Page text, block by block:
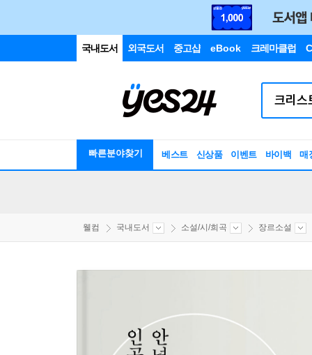
국내도서 외국도서 중고샵 eBook 크레마클럽
빠른분야찾기 베스트 신상품 이벤트 바이백 매
웰컴 국내도서 소설/시/희곡 장르소설